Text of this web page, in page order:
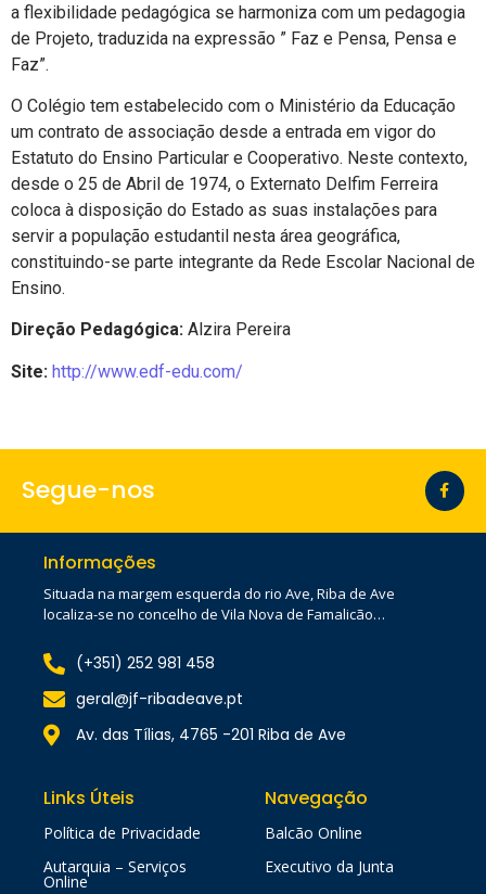
a flexibilidade pedagógica se harmoniza com um pedagogia
de Projeto, traduzida na expressão ” Faz e Pensa, Pensa e
Faz”.
O Colégio tem estabelecido com o Ministério da Educação
um contrato de associação desde a entrada em vigor do
Estatuto do Ensino Particular e Cooperativo. Neste contexto,
desde o 25 de Abril de 1974, o Externato Delfim Ferreira
coloca à disposição do Estado as suas instalações para
servir a população estudantil nesta área geográfica,
constituindo-se parte integrante da Rede Escolar Nacional de
Ensino.
Direção Pedagógica: Alzira Pereira
Site: http://www.edf-edu.com/
Segue-nos
Informações
Situada na margem esquerda do rio Ave, Riba de Ave
localiza-se no concelho de Vila Nova de Famalicão…
(+351) 252 981 458
geral@jf-ribadeave.pt
Av. das Tílias, 4765 -201 Riba de Ave
Links Úteis
Política de Privacidade
Autarquia – Serviços
Online
Navegação
Balcão Online
Executivo da Junta